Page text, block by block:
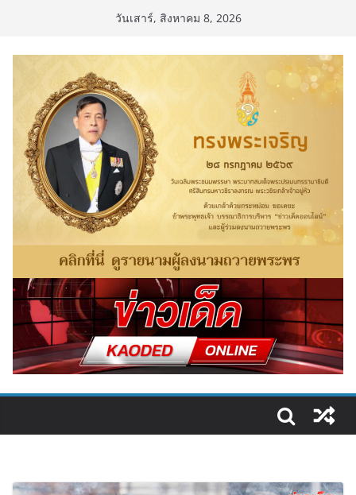
content
วันเสาร์, สิงหาคม 8, 2026